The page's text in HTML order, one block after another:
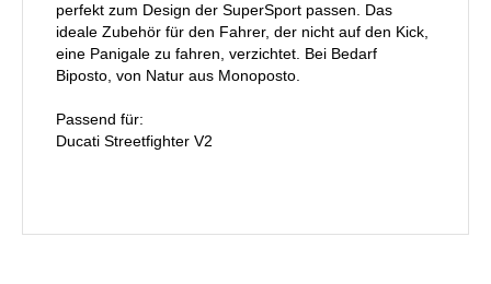
perfekt zum Design der SuperSport passen. Das
ideale Zubehör für den Fahrer, der nicht auf den Kick,
eine Panigale zu fahren, verzichtet. Bei Bedarf
Biposto, von Natur aus Monoposto.
Passend für:
Ducati Streetfighter V2